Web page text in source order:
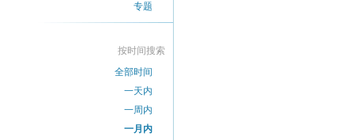
专题
按时间搜索
全部时间
一天内
一周内
一月内